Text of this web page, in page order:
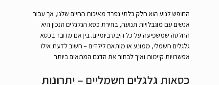
החופש לנוע הוא חלק בלתי נפרד מאיכות החיים שלנו, אך עבור
אנשים עם מוגבלויות תנועה, בחירת כסא הגלגלים הנכון היא
החלטה שמשפיעה על כל היבט ביומיום. בין אם מדובר בכסא
גלגלים חשמלי, ממונע או מותאם לילדים – חשוב לדעת אילו
אפשרויות קיימות ואיך לבחור את הדגם המתאים ביותר.
כסאות גלגלים חשמליים – יתרונות